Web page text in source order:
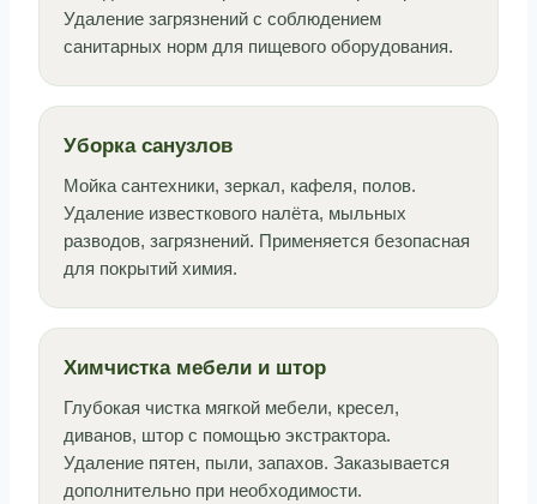
Удаление загрязнений с соблюдением
санитарных норм для пищевого оборудования.
Уборка санузлов
Мойка сантехники, зеркал, кафеля, полов.
Удаление известкового налёта, мыльных
разводов, загрязнений. Применяется безопасная
для покрытий химия.
Химчистка мебели и штор
Глубокая чистка мягкой мебели, кресел,
диванов, штор с помощью экстрактора.
Удаление пятен, пыли, запахов. Заказывается
дополнительно при необходимости.